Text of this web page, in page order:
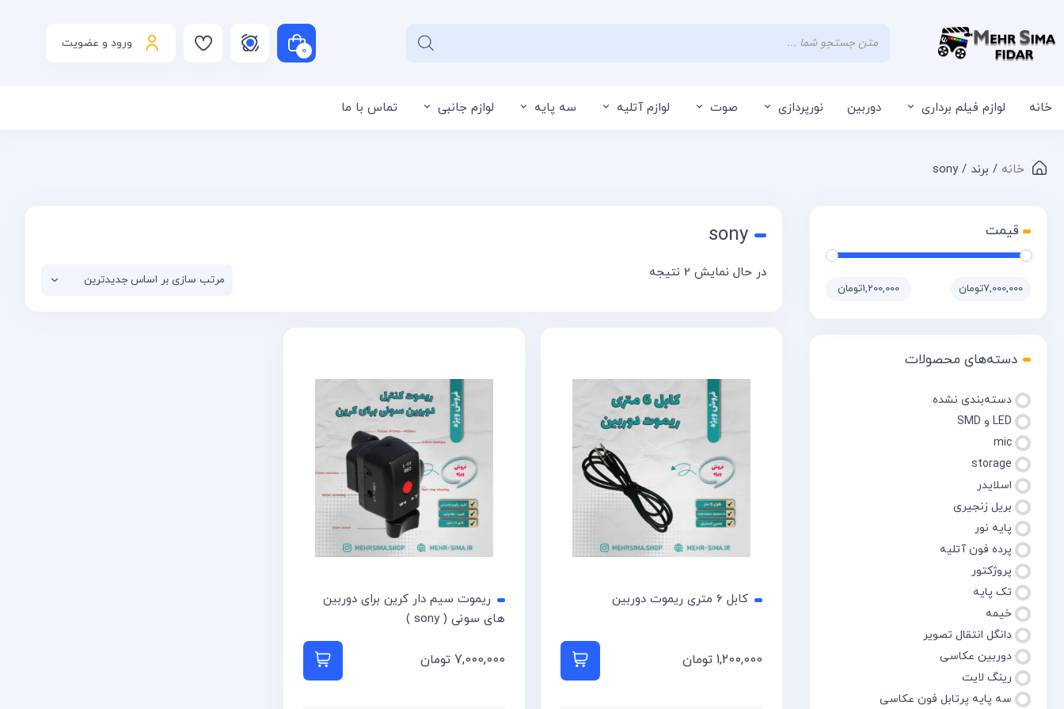
ورود و عضویت 0
سبد خرید شما خالی است خانه لوازم فیلم برداری دوربین نورپردازی صوت لوازم آتلیه سه پایه لوازم جانبی تماس با ما
خانه / برند / sony
sony
در حال نمایش 2 نتیجه
کابل 6 متری ریموت دوربین
1,200,000 تومان
افزودن به سبد خرید
ریموت سیم دار کرین برای دوربین
های سونی ( sony )
7,000,000 تومان
افزودن به سبد خرید
قیمت:1,200,000تومان 7,000,000تومان
دسته‌های محصولات
دسته‌بندی نشده
LED و SMD
mic
storage
اسلایدر
بریل زنجیری
پایه نور
پرده فون آتلیه
پروژکتور
تک پایه
خیمه
دانگل انتقال تصویر
دوربین عکاسی
رینگ لایت
سه پایه پرتابل فون عکاسی